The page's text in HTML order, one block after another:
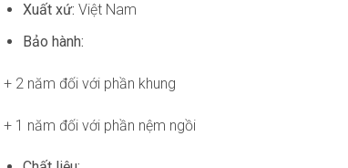
Xuất xứ: Việt Nam
Bảo hành:
+ 2 năm đối với phần khung
+ 1 năm đối với phần nệm ngồi